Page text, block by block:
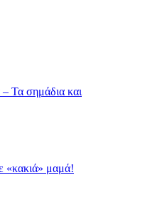
Τα σημάδια και
«κακιά» μαμά!